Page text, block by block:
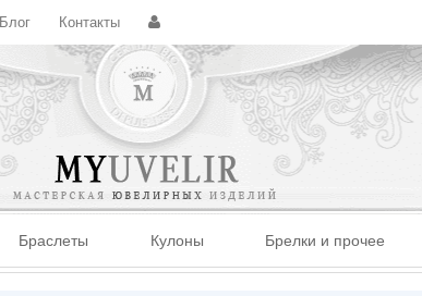
Блог Контакты
Браслеты Кулоны Брелки и прочее